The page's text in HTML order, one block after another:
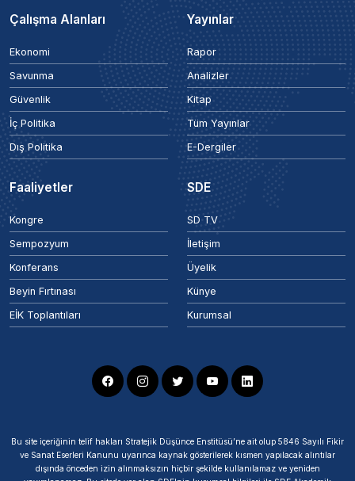
Çalışma Alanları
Ekonomi
Savunma
Güvenlik
İç Politika
Dış Politika
Yayınlar
Rapor
Analizler
Kitap
Tüm Yayınlar
E-Dergiler
Faaliyetler
Kongre
Sempozyum
Konferans
Beyin Fırtınası
EİK Toplantıları
SDE
SD TV
İletişim
Üyelik
Künye
Kurumsal
Bu site içeriğinin telif hakları Stratejik Düşünce Enstitüsü’ne ait olup 5846 Sayılı Fikir
ve Sanat Eserleri Kanunu uyarınca kaynak gösterilerek kısmen yapılacak alıntılar
dışında önceden izin alınmaksızın hiçbir şekilde kullanılamaz ve yeniden